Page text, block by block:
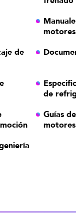
motores
de
de
Guías
motores